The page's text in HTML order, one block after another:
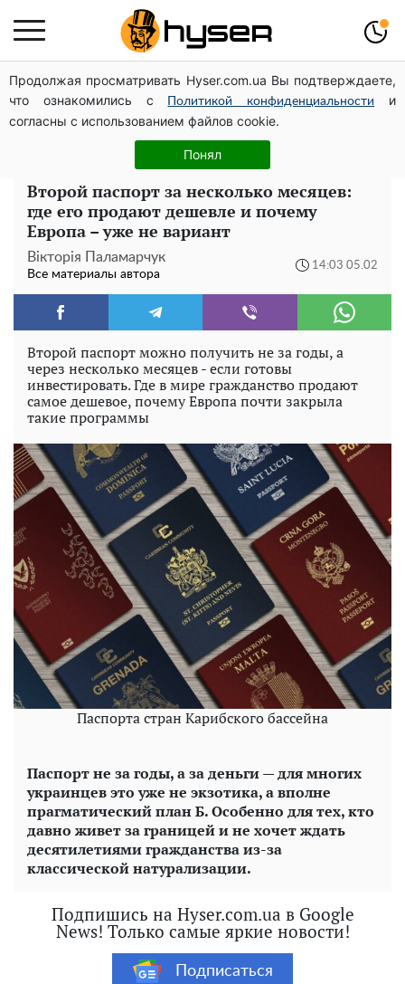
Продолжая просматривать Hyser.com.ua Вы подтверждаете,
что ознакомились с
Политикой конфиденциальности
и
согласны с использованием файлов cookie.
Понял
Голая Елена Тополя в интересных позах заставила
отвисать челюсти: слив видео – было только началом
Полностью голая Анна Тринчер блеснула
"прелестями": таких размеров вы еще не видели
Второй паспорт за несколько месяцев:
где его продают дешевле и почему
Европа – уже не вариант
Вікторія Паламарчук
Все материалы автора
14:03 05.02
Второй паспорт можно получить не за годы, а
через несколько месяцев - если готовы
инвестировать. Где в мире гражданство продают
самое дешевое, почему Европа почти закрыла
такие программы
Паспорта стран Карибского бассейна
Паспорт не за годы, а за деньги — для многих
украинцев это уже не экзотика, а вполне
прагматический план Б. Особенно для тех, кто
давно живет за границей и не хочет ждать
десятилетиями гражданства из-за
классической натурализации.
Подпишись на Hyser.com.ua в Google
News! Только самые яркие новости!
Подписаться